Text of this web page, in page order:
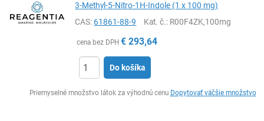
3-Methyl-5-Nitro-1H-Indole (1 x 100 mg)
CAS:61861-88-9 Kat. č.: R00F4ZK,100mg
cena bez DPH € 293,64
Do košíka
Priemyselné množstvo látok za výhodnú cenu Dopytovať väčšie množstvo